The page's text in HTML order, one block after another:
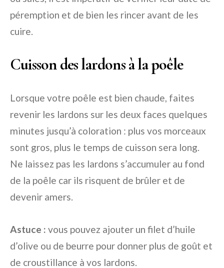
péremption et de bien les rincer avant de les
cuire.
Cuisson des lardons à la poêle
Lorsque votre poêle est bien chaude, faites
revenir les lardons sur les deux faces quelques
minutes jusqu’à coloration : plus vos morceaux
sont gros, plus le temps de cuisson sera long.
Ne laissez pas les lardons s’accumuler au fond
de la poêle car ils risquent de brûler et de
devenir amers.
Astuce : vous pouvez ajouter un filet d’huile
d’olive ou de beurre pour donner plus de goût et
de croustillance à vos lardons.